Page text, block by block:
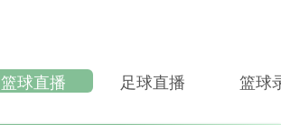
篮球直播 足球直播 篮球